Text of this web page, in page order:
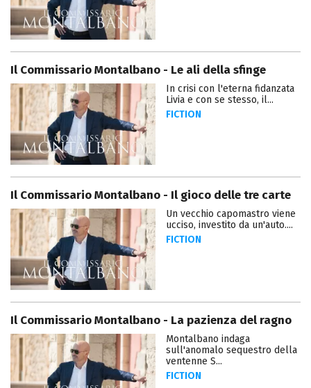
Il Commissario Montalbano - Le ali della sfinge
In crisi con l'eterna fidanzata
Livia e con se stesso, il...
FICTION
Il Commissario Montalbano - Il gioco delle tre carte
Un vecchio capomastro viene
ucciso, investito da un'auto....
FICTION
Il Commissario Montalbano - La pazienza del ragno
Montalbano indaga
sull'anomalo sequestro della
ventenne S...
FICTION